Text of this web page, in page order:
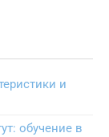
и
обучение в